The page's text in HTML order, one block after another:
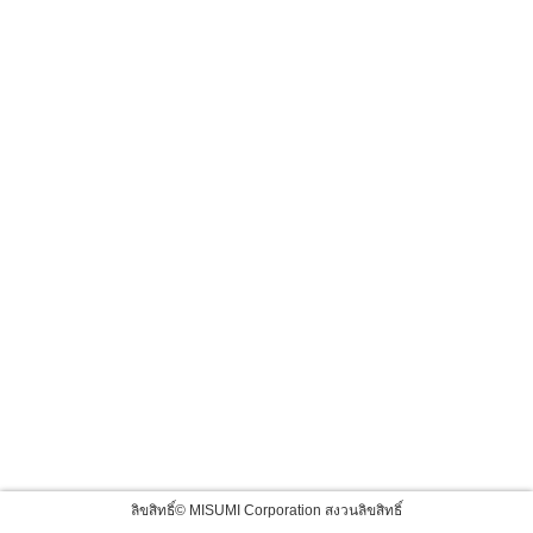
ลิขสิทธิ์© MISUMI Corporation สงวนลิขสิทธิ์